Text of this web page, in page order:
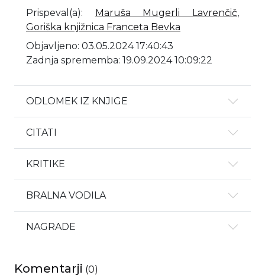
Prispeval(a): Maruša Mugerli Lavrenčič,
Goriška knjižnica Franceta Bevka
Objavljeno: 03.05.2024 17:40:43
Zadnja sprememba: 19.09.2024 10:09:22
ODLOMEK IZ KNJIGE
CITATI
KRITIKE
BRALNA VODILA
NAGRADE
Komentarji (0)